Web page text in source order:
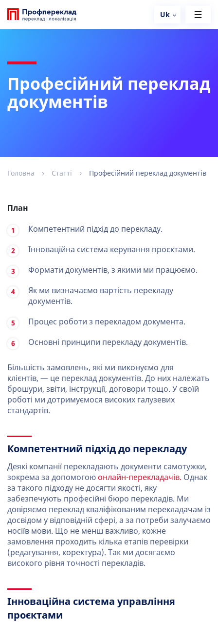
Uk
Професійний переклад
документів
Головна Статті Професійний переклад документів
План
Компетентний підхід до перекладу.
Інноваційна система керування проєктами.
Формати документів, з якими ми працюємо.
Як ми визначаємо вартість перекладу
документів.
Процес роботи з перекладом документа.
Основні принципи перекладу документів.
Більшість замовлень, які ми виконуємо для
клієнтів, — це переклад документів. До них належать
брошури, звіти, інструкції, договори тощо. У своїй
роботі ми дотримуємося високих галузевих
стандартів.
Компетентний підхід до перекладу
Деякі компанії перекладають документи самотужки,
зокрема за допомогою онлайн-перекладачів. Однак
за такого підходу не досягти якості, яку
забезпечують професійні бюро перекладів. Ми
довіряємо переклад кваліфікованим перекладачам із
досвідом у відповідній сфері, а за потреби залучаємо
носіїв мови. Що не менш важливо, кожне
замовлення проходить кілька етапів перевірки
(редагування, коректура). Так ми досягаємо
високого рівня точності перекладів.
Інноваційна система управління
проєктами